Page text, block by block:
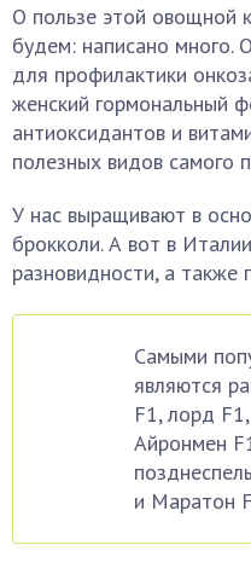
О пользе этой овощной
будем: написано много.
для профилактики
женский гормональный
антиоксидантов и
полезных видов самого
У нас выращивают в
брокколи. А вот в
разновидности, а также
Самыми
являются
F1, лорд
Айронмен
и Маратон